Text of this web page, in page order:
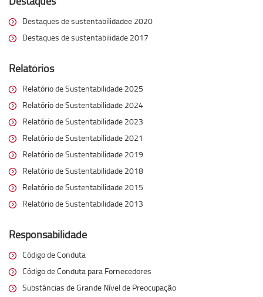
Destaques de sustentabilidadee 2020
Destaques de sustentabilidade 2017
Relatórios
Relatório de Sustentabilidade 2025
Relatório de Sustentabilidade 2024
Relatório de Sustentabilidade 2023
Relatório de Sustentabilidade 2021
Relatório de Sustentabilidade 2019
Relatório de Sustentabilidade 2018
Relatório de Sustentabilidade 2015
Relatório de Sustentabilidade 2013
Responsabilidade
Código de Conduta
Código de Conduta para Fornecedores
Substâncias de Grande Nível de Preocupação